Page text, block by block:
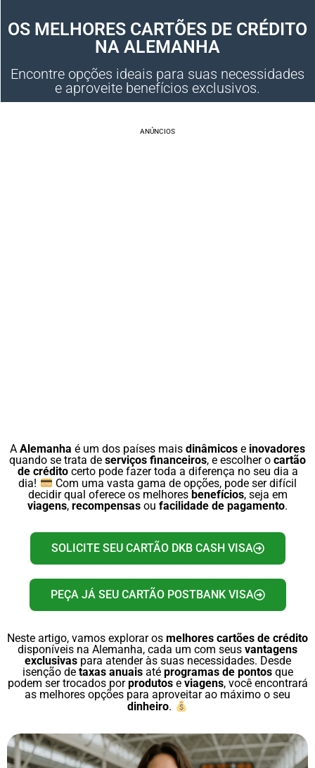
OS MELHORES CARTÕES DE CRÉDITO
NA ALEMANHA
Encontre opções ideais para suas necessidades
e aproveite benefícios exclusivos.
ANÚNCIOS
A Alemanha é um dos países mais dinâmicos e inovadores
quando se trata de serviços financeiros, e escolher o cartão
de créditocerto pode fazer toda a diferença no seu dia a
dia!
Com uma vasta gama de opções, pode ser difícil
decidir qual oferece os melhores benefícios, seja em
viagens, recompensas ou facilidade de pagamento.
SOLICITE SEU CARTÃO DKB CASH VISA
PEÇA JÁ SEU CARTÃO POSTBANK VISA
Neste artigo, vamos explorar os melhores cartões de crédito
disponíveis na Alemanha, cada um com seus vantagens
exclusivaspara atender às suas necessidades. Desde
isenção de taxas anuaisaté programas de pontosque
podem ser trocados porprodutose viagens, você encontrará
as melhores opções para aproveitar ao máximo o seu
dinheiro.